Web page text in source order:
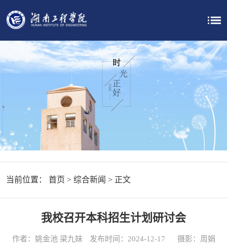
当前位置： 首页 > 综合新闻 > 正文
我校召开本科招生计划研讨会
作者：姚金池 梁九妹 发布时间：2024-12-17
摄影：周娟